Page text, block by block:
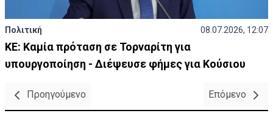
Πολιτική 08.07.2026, 12:07
ΚΕ: Καμία πρόταση σε Τορναρίτη για
υπουργοποίηση - Διέψευσε φήμες για Κούσιου
Προηγούμενο Επόμενο